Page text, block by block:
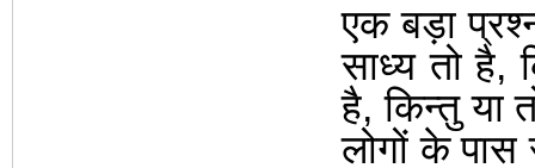
एक बड़ा
साध्य तो है,
है,किन्तु या
लोगों के